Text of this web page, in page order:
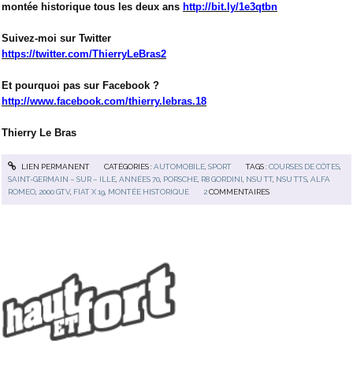
montée historique tous les deux ans http://bit.ly/1e3qtbn
Suivez-moi sur Twitter
https://twitter.com/ThierryLeBras2
Et pourquoi pas sur Facebook ?
http://www.facebook.com/thierry.lebras.18
Thierry Le Bras
LIEN PERMANENT CATÉGORIES :AUTOMOBILE, SPORT TAGS :COURSES DE CÔTES
SAINT-GERMAIN – SUR – ILLE ,ANNÉES 70 PORSCHE R8 GORDINI NSU TT, NSU TTS ,ALFA
ROMEO 2000 GTV, FIAT X 19 MONTÉE HISTORIQUE 2 COMMENTAIRES